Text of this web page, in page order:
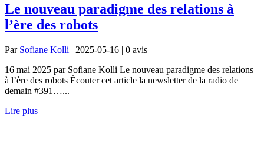
Le nouveau paradigme des relations à
l’ère des robots
Par Sofiane Kolli | 2025-05-16 | 0 avis
16 mai 2025 par Sofiane Kolli Le nouveau paradigme des relations
à l’ère des robots Écouter cet article la newsletter de la radio de
demain #391…...
Lire plus